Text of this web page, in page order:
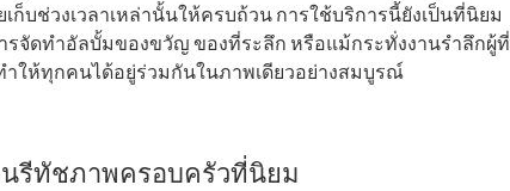
ก็บช่วงเวลาเหล่านั้นให้ครบถ้วน การใช้บริการนี้ยังเป็นที่นิยม
รจัดทำอัลบั้มของขวัญ ของที่ระลึก หรือแม้กระทั่งงานรำลึกผู้ที่
ำให้ทุกคนได้อยู่ร่วมกันในภาพเดียวอย่างสมบูรณ์
นรีทัชภาพครอบครัวที่นิยม